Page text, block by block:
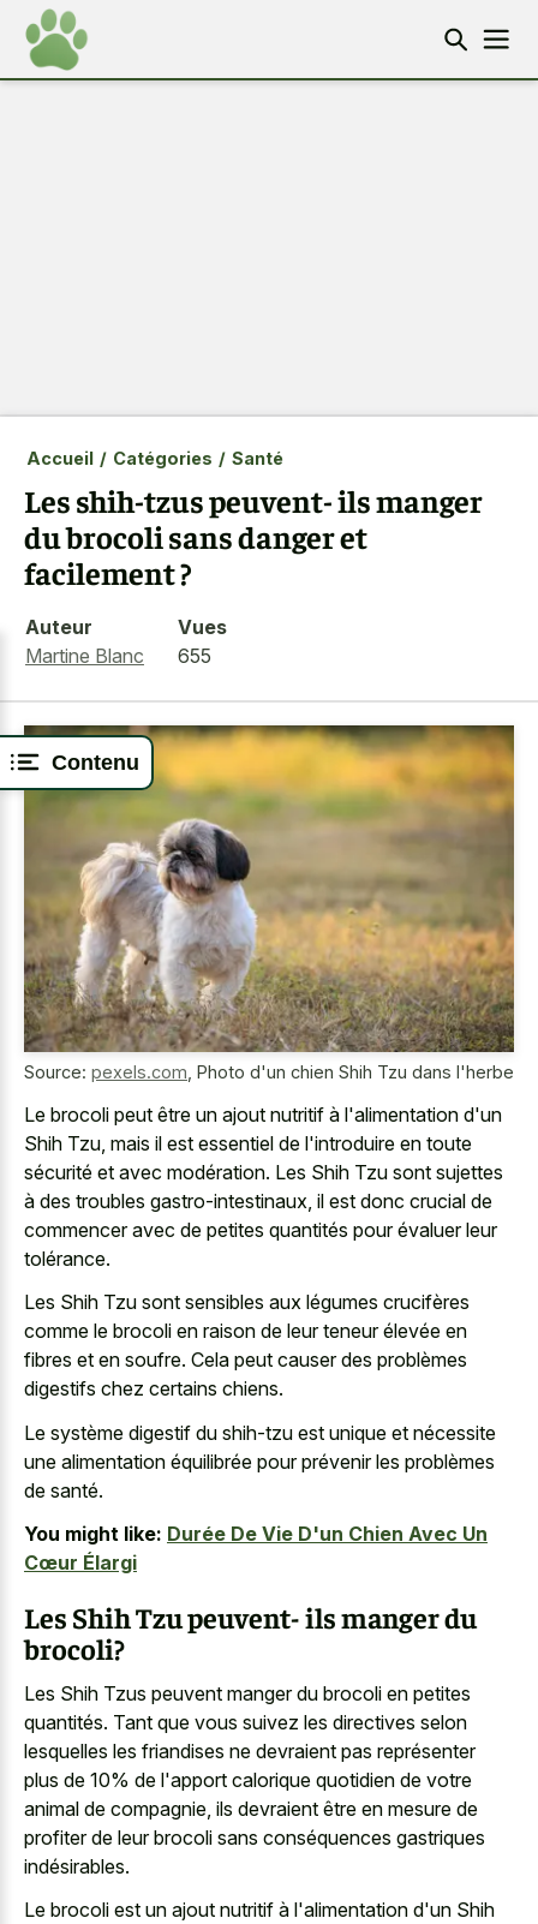
Contenu
Accueil / Catégories / Santé
Les shih-tzus peuvent- ils manger
du brocoli sans danger et
facilement ?
Auteur
Martine Blanc
Vues
655
Source: pexels.com Photo d'un chien Shih Tzu dans l'herbe
Le brocoli peut être un ajout nutritif à l'alimentation d'un
Shih Tzu, mais il est essentiel de l'introduire en toute
sécurité et avec modération. Les Shih Tzu sont sujettes
à des troubles gastro-intestinaux, il est donc crucial de
commencer avec de petites quantités pour évaluer leur
tolérance.
Les Shih Tzu sont sensibles aux légumes crucifères
comme le brocoli en raison de leur teneur élevée en
fibres et en soufre. Cela peut causer des problèmes
digestifs chez certains chiens.
Le système digestif du shih-tzu est unique et nécessite
une alimentation équilibrée pour prévenir les problèmes
de santé.
You might like: Durée De Vie D'un Chien Avec Un
Cœur Élargi
Les Shih Tzu peuvent- ils manger du
brocoli?
Les Shih Tzus peuvent manger du brocoli en petites
quantités. Tant que vous suivez les directives selon
lesquelles les friandises ne devraient pas représenter
plus de 10% de l'apport calorique quotidien de votre
animal de compagnie, ils devraient être en mesure de
profiter de leur brocoli sans conséquences gastriques
indésirables.
Le brocoli est un ajout nutritif à l'alimentation d'un Shih